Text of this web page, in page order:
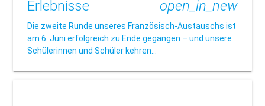
Erlebnisse
open_in_new
Die zweite Runde unseres Französisch-Austauschs ist
am 6. Juni erfolgreich zu Ende gegangen – und unsere
Schülerinnen und Schüler kehren…